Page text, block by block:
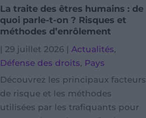
La traite des êtres humains : de
quoi parle-t-on ? Risques et
méthodes d’enrôlement
29 juillet 2026 Actualités,
Défense des droits, Pays
Découvrez les principaux facteurs
de risque et les méthodes
utilisées par les trafiquants pour